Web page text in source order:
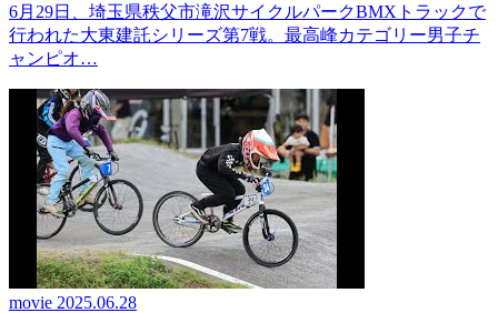
6月29日、埼玉県秩父市滝沢サイクルパークBMXトラックで
行われた大東建託シリーズ第7戦。最高峰カテゴリー男子チ
ャンピオ…
movie 2025.06.28